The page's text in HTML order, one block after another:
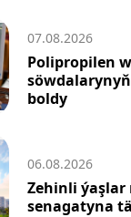
07.08.2026
Polipropilen
boldy
06.08.2026
Zehinli ýaşlar
senagatyna